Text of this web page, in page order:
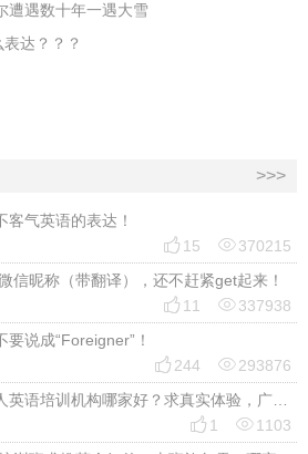
遭遇数十年一遇大雪
达？？？
>>>
气英语的表达！
 15 370215
信昵称（带翻译），还不赶紧get起来！
 11 337938
说成“Foreigner”！
 244 293876
想给职场充电，郑州的成人英语培训机构哪家好？求真实体验，广告勿扰，感谢！
 1 1103